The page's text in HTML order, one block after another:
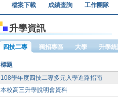
檔案下載 成績查詢 工作團隊
升學資訊
四技二專 獨招專區 大學 升學
標題
108學年度四技二專多元入學進路指南
本校高三升學說明會資料